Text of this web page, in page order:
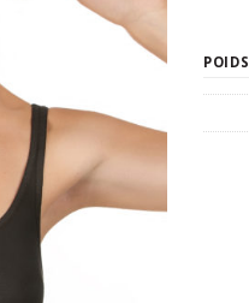
POIDS